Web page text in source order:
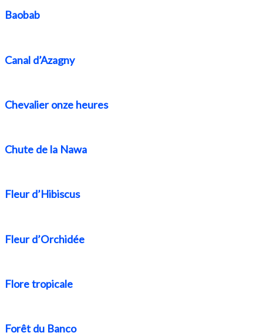
Baobab
Canal d’Azagny
Chevalier onze heures
Chute de la Nawa
Fleur d’Hibiscus
Fleur d’Orchidée
Flore tropicale
Forêt du Banco